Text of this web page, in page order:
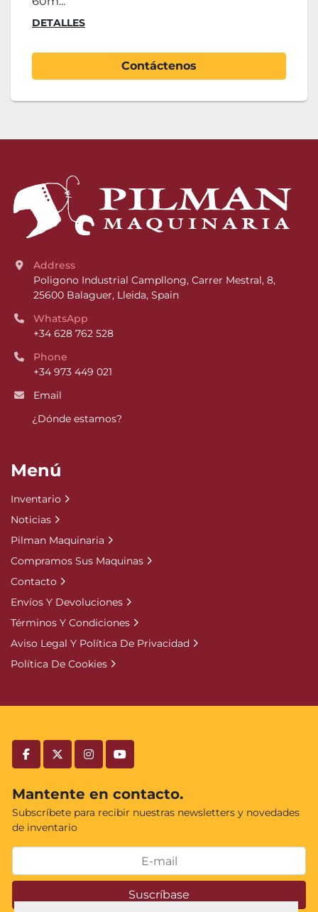
DETALLES
Contáctenos
facebooktwitterinstagramyoutube
Mantente en contacto.
Subscríbete para recibir nuestras newsletters y novedades
de inventario
Suscríbase
Address
Poligono Industrial Campllong, Carrer Mestral, 8,
25600 Balaguer, Lleida, Spain
WhatsApp
+34 628 762 528
Phone
+34 973 449 021
Email
¿Dónde estamos?
Menú
Inventario
Noticias
Pilman Maquinaria
Compramos Sus Maquinas
Contacto
Envíos Y Devoluciones
Términos Y Condiciones
Aviso Legal Y Política De Privacidad
Política De Cookies